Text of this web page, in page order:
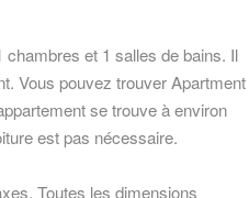
et 1 salles de bains. Il
Vous pouvez trouver Apartment
se trouve à environ
est pas nécessaire.
Toutes les dimensions